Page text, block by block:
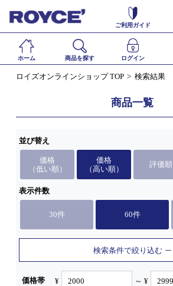
ご利用ガイド
ホーム 商品を探す ログイン
ロイズオンラインショップ TOP 検索結果
商品一覧
並び替え
価格
（低い順）
価格
（高い順）
評価順
表示件数
30件 60件
検索条件で絞り込む
価格帯 ¥ ～ ¥